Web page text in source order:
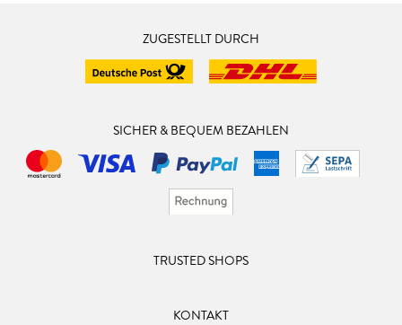
ZUGESTELLT DURCH
SICHER & BEQUEM BEZAHLEN
TRUSTED SHOPS
KONTAKT